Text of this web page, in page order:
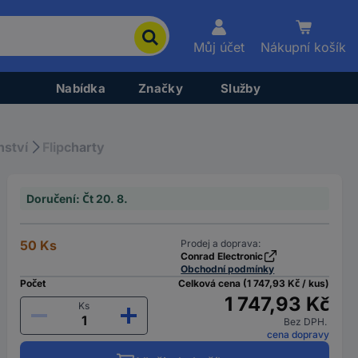
Můj účet Nákupní košík
Nabídka Značky Služby
Flipcharty
Doručení: Čt 20. 8.
50 Ks
Prodej a doprava:
Conrad Electronic
Obchodní podmínky
Počet
Ks
Celková cena (1 747,93 Kč / kus)
1 747,93 Kč
Bez DPH.
cena dopravy